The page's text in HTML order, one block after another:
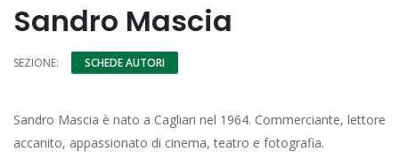
Sandro Mascia
SEZIONE: SCHEDE AUTORI
Sandro Mascia è nato a Cagliari nel 1964. Commerciante, lettore
accanito, appassionato di cinema, teatro e fotografia.